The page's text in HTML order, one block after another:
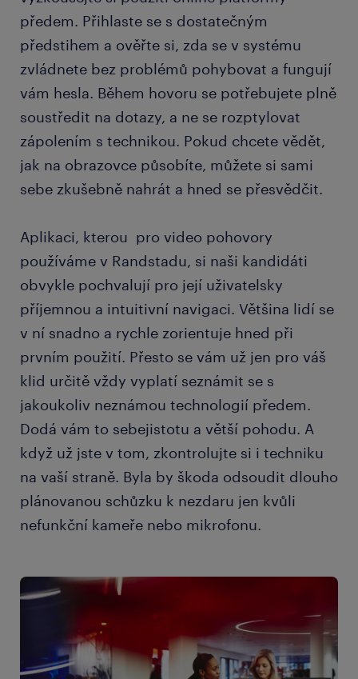
předem. Přihlaste se s dostatečným
předstihem a ověřte si, zda se v systému
zvládnete bez problémů pohybovat a fungují
vám hesla. Během hovoru se potřebujete plně
soustředit na dotazy, a ne se rozptylovat
zápolením s technikou. Pokud chcete vědět,
jak na obrazovce působíte, můžete si sami
sebe zkušebně nahrát a hned se přesvědčit.
Aplikaci, kterou pro video pohovory
používáme v Randstadu, si naši kandidáti
obvykle pochvalují pro její uživatelsky
příjemnou a intuitivní navigaci. Většina lidí se
v ní snadno a rychle zorientuje hned při
prvním použití. Přesto se vám už jen pro váš
klid určitě vždy vyplatí seznámit se s
jakoukoliv neznámou technologií předem.
Dodá vám to sebejistotu a větší pohodu. A
když už jste v tom, zkontrolujte si i techniku
na vaší straně. Byla by škoda odsoudit dlouho
plánovanou schůzku k nezdaru jen kvůli
nefunkční kameře nebo mikrofonu.